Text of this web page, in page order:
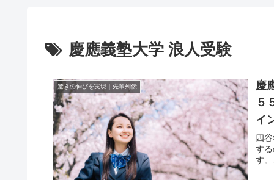
慶應義塾大学 浪人受験
驚きの伸びを実現｜先輩列伝
慶
５
イ
四
す
す